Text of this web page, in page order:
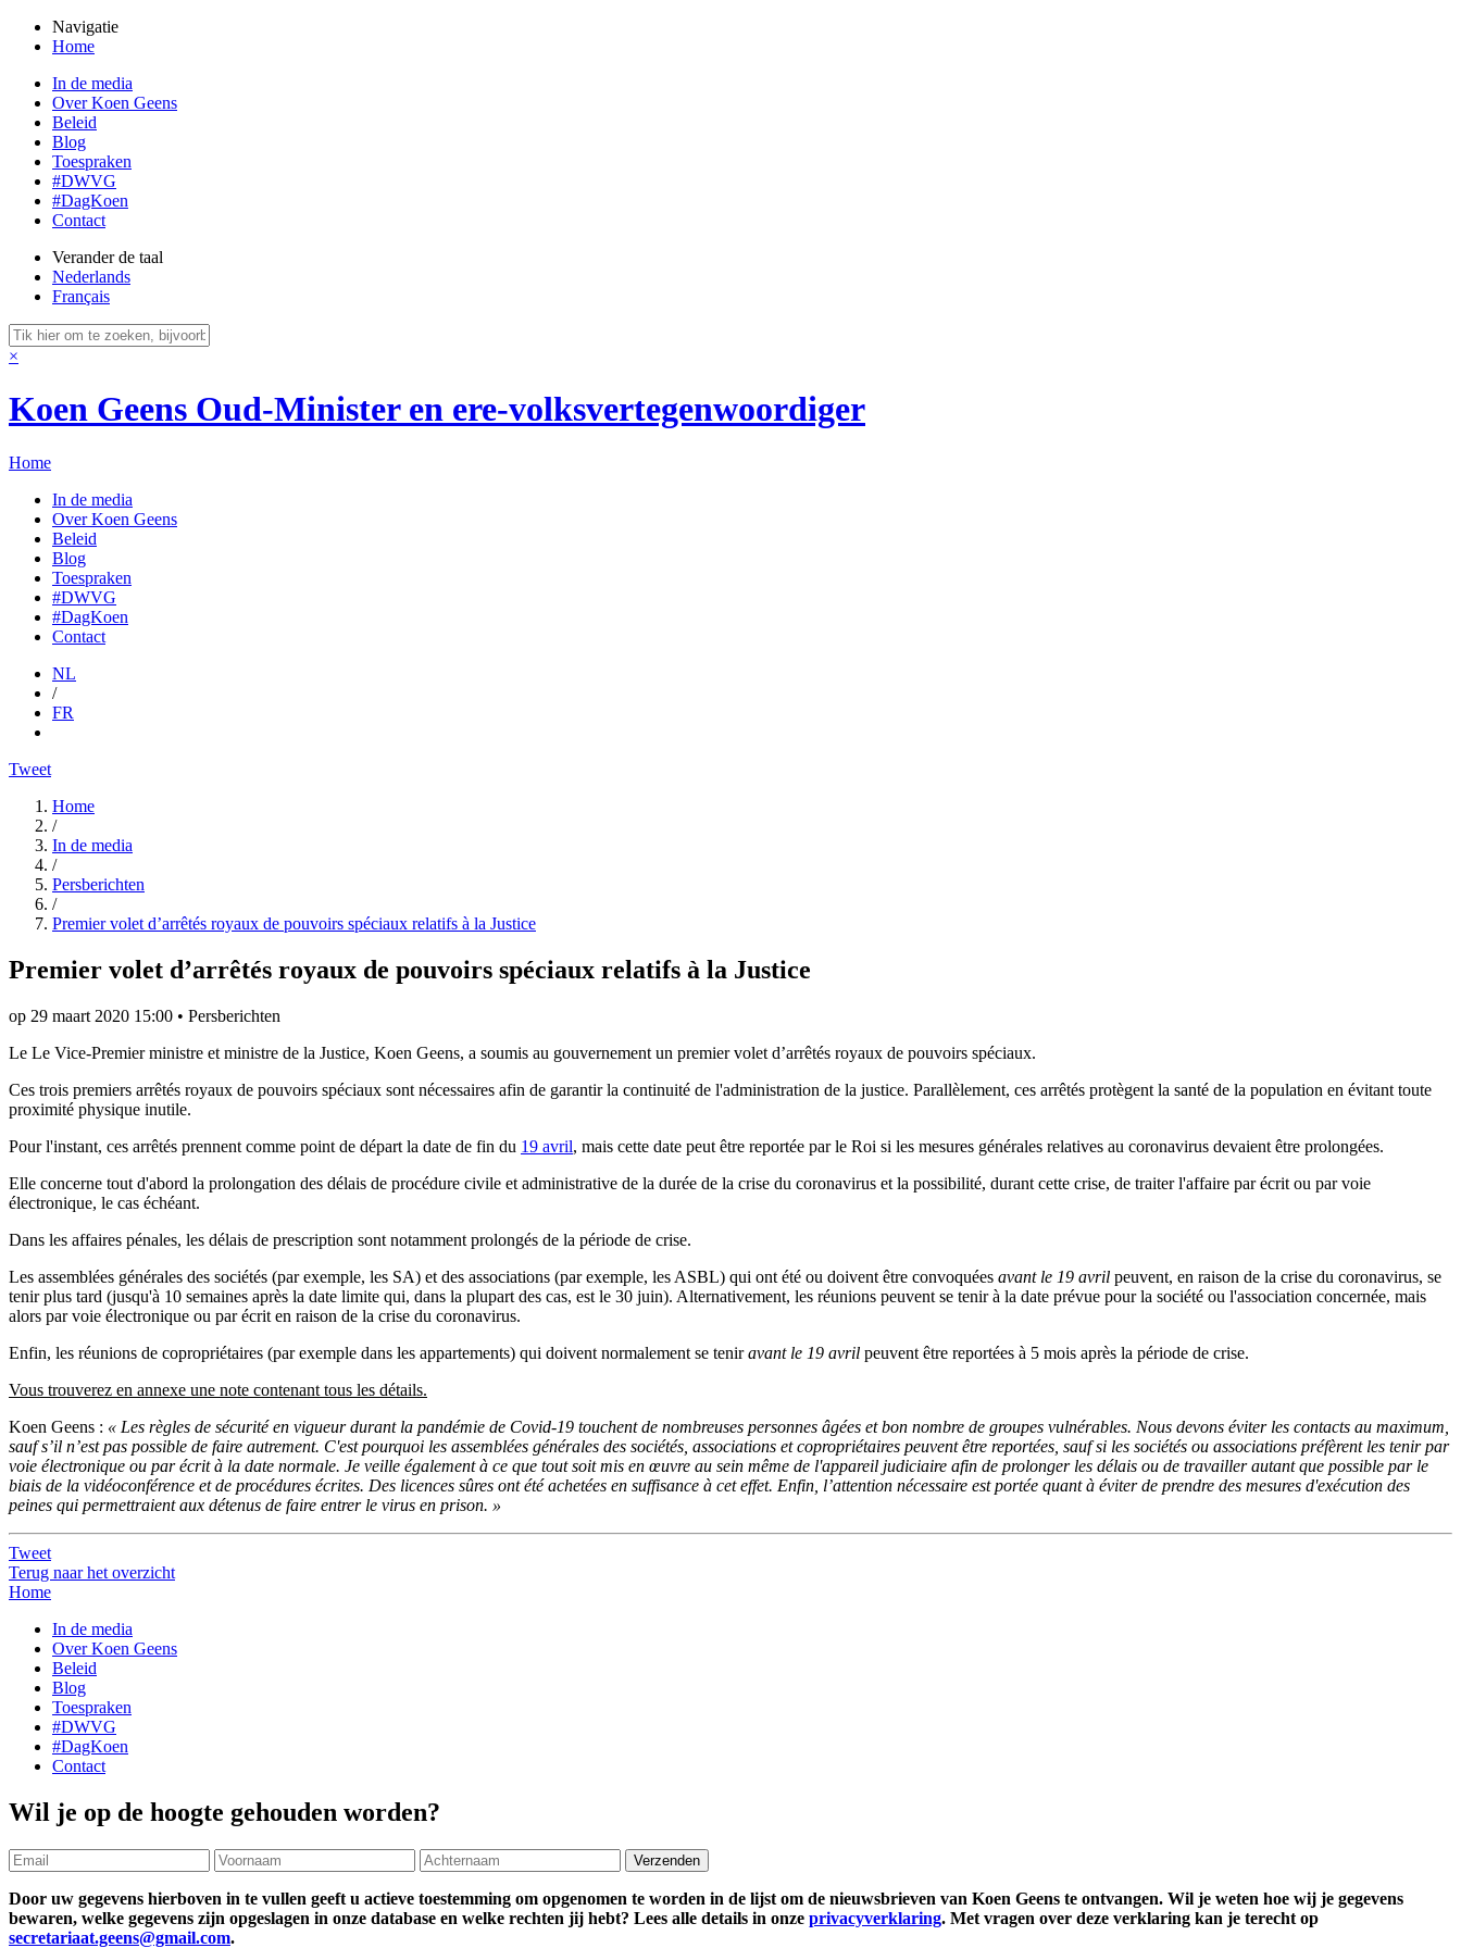
Navigatie
Home
In de media
Over Koen Geens
Beleid
Blog
Toespraken
#DWVG
#DagKoen
Contact
Verander de taal
Nederlands
Français
×
Koen Geens Oud-Minister en ere-volksvertegenwoordiger
Home
In de media
Over Koen Geens
Beleid
Blog
Toespraken
#DWVG
#DagKoen
Contact
NL
/
FR
Tweet
Home
/
In de media
/
Persberichten
/
Premier volet d’arrêtés royaux de pouvoirs spéciaux relatifs à la Justice
Premier volet d’arrêtés royaux de pouvoirs spéciaux relatifs à la Justice
op 29 maart 2020 15:00 • Persberichten
Le Le Vice-Premier ministre et ministre de la Justice, Koen Geens, a soumis au gouvernement un premier volet d’arrêtés royaux de pouvoirs spéciaux.
Ces trois premiers arrêtés royaux de pouvoirs spéciaux sont nécessaires afin de garantir la continuité de l'administration de la justice. Parallèlement, ces arrêtés protègent la santé de la population en évitant toute
proximité physique inutile.
Pour l'instant, ces arrêtés prennent comme point de départ la date de fin du 19 avril, mais cette date peut être reportée par le Roi si les mesures générales relatives au coronavirus devaient être prolongées.
Elle concerne tout d'abord la prolongation des délais de procédure civile et administrative de la durée de la crise du coronavirus et la possibilité, durant cette crise, de traiter l'affaire par écrit ou par voie
électronique, le cas échéant.
Dans les affaires pénales, les délais de prescription sont notamment prolongés de la période de crise.
Les assemblées générales des sociétés (par exemple, les SA) et des associations (par exemple, les ASBL) qui ont été ou doivent être convoquées avant le 19 avril peuvent, en raison de la crise du coronavirus, se
tenir plus tard (jusqu'à 10 semaines après la date limite qui, dans la plupart des cas, est le 30 juin). Alternativement, les réunions peuvent se tenir à la date prévue pour la société ou l'association concernée, mais
alors par voie électronique ou par écrit en raison de la crise du coronavirus.
Enfin, les réunions de copropriétaires (par exemple dans les appartements) qui doivent normalement se teniravant le 19 avril peuvent être reportées à 5 mois après la période de crise.
Vous trouverez en annexe une note contenant tous les détails.
Koen Geens : « Les règles de sécurité en vigueur durant la pandémie de Covid-19 touchent de nombreuses personnes âgées et bon nombre de groupes vulnérables. Nous devons éviter les contacts au maximum,
sauf s’il n’est pas possible de faire autrement. C'est pourquoi les assemblées générales des sociétés, associations et copropriétaires peuvent être reportées, sauf si les sociétés ou associations préfèrent les tenir par
voie électronique ou par écrit à la date normale. Je veille également à ce que tout soit mis en œuvre au sein même de l'appareil judiciaire afin de prolonger les délais ou de travailler autant que possible par le
biais de la vidéoconférence et de procédures écrites. Des licences sûres ont été achetées en suffisance à cet effet. Enfin, l’attention nécessaire est portée quant à éviter de prendre des mesures d'exécution des
peines qui permettraient aux détenus de faire entrer le virus en prison. »
Tweet
Terug naar het overzicht
Home
In de media
Over Koen Geens
Beleid
Blog
Toespraken
#DWVG
#DagKoen
Contact
Wil je op de hoogte gehouden worden?
Door uw gegevens hierboven in te vullen geeft u actieve toestemming om opgenomen te worden in de lijst om de nieuwsbrieven van Koen Geens te ontvangen. Wil je weten hoe wij je gegevens
bewaren, welke gegevens zijn opgeslagen in onze database en welke rechten jij hebt? Lees alle details in onze privacyverklaring. Met vragen over deze verklaring kan je terecht op
secretariaat.geens@gmail.com.